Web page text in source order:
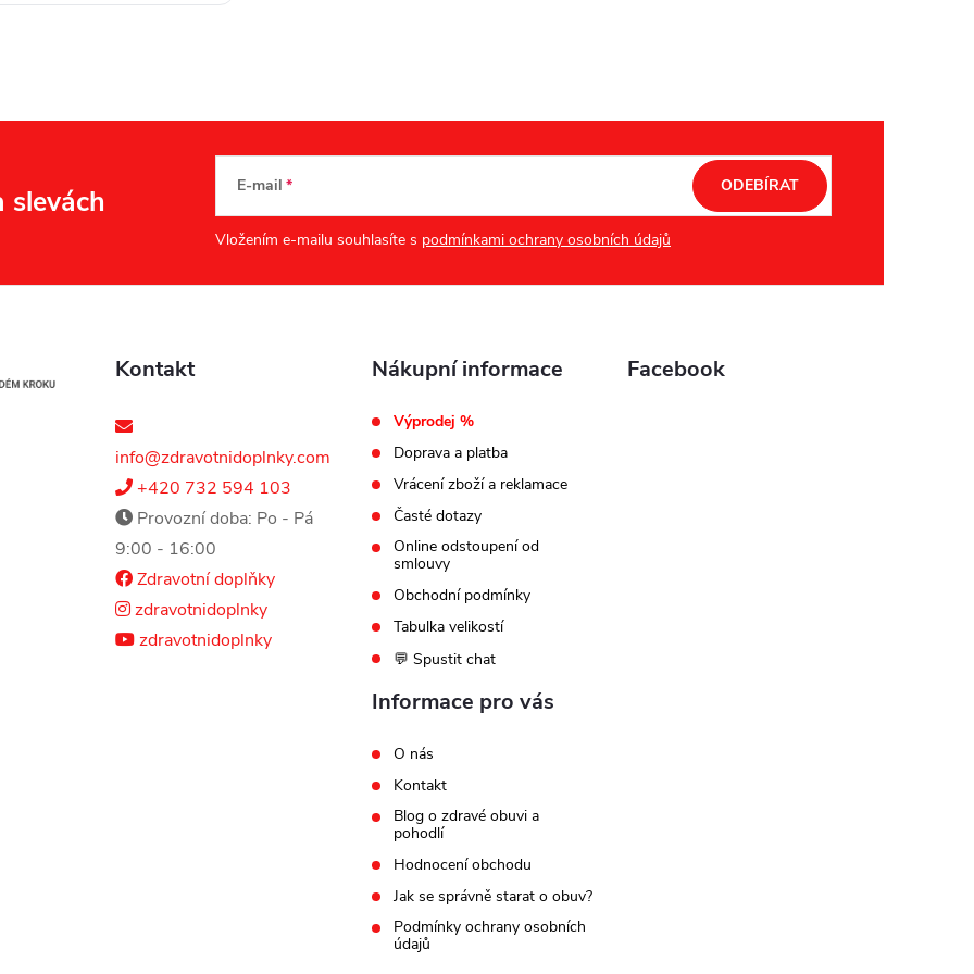
slevách E-mail
Vložením e-mailu souhlasíte s podmínkami ochrany osobních údajů
ODEBÍRAT
Kontakt
info@zdravotnidoplnky.com
+420 732 594 103
Provozní doba: Po - Pá
9:00 - 16:00
Zdravotní doplňky
zdravotnidoplnky
zdravotnidoplnky
Nákupní informace
Výprodej %
Doprava a platba
Vrácení zboží a reklamace
Časté dotazy
Online odstoupení od
smlouvy
Obchodní podmínky
Tabulka velikostí
💬 Spustit chat
Informace pro vás
O nás
Kontakt
Blog o zdravé obuvi a
pohodlí
Hodnocení obchodu
Jak se správně starat o obuv?
Podmínky ochrany osobních
údajů
Facebook